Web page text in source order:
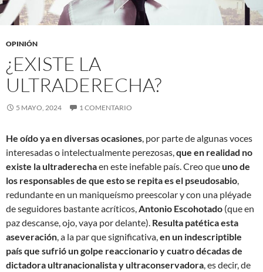
OPINIÓN
¿EXISTE LA
ULTRADERECHA?
5 MAYO, 2024 1 COMENTARIO
He oído ya en diversas ocasiones, por parte de algunas voces
interesadas o intelectualmente perezosas,que en realidad no
existe la ultraderechaen este inefable país. Creo queuno de
los responsables de que esto se repita es el pseudosabio,
redundante en un maniqueísmo preescolar y con una pléyade
de seguidores bastante acríticos,Antonio Escohotado (que en
paz descanse, ojo, vaya por delante). Resulta patética esta
aseveración, a la par que significativa,en un indescriptible
país que sufrió un golpe reaccionario y cuatro décadas de
dictadora ultranacionalista y ultraconservadora, es decir, de